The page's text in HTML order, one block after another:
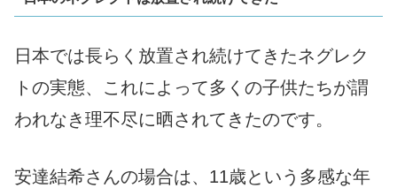
日本では長らく放置され続けてきたネグレク
トの実態、これによって多くの子供たちが謂
われなき理不尽に晒されてきたのです。
安達結希さんの場合は、11歳という多感な年